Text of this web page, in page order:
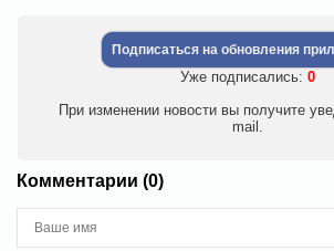
Подписаться на обновления
Уже подписались: 0
При изменении новости вы получите
mail.
Комментарии (0)